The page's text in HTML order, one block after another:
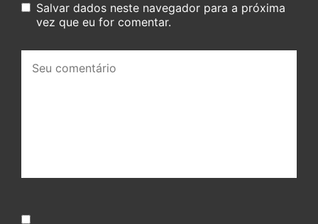
Salvar dados neste navegador para a próxima
vez que eu for comentar.
comentário: